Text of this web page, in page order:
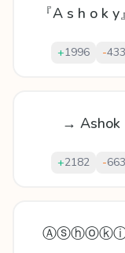
『A s h o k y
+1996 -433
→ Ashok
+2182 -663
Ⓐⓢⓗⓞⓚⓘ